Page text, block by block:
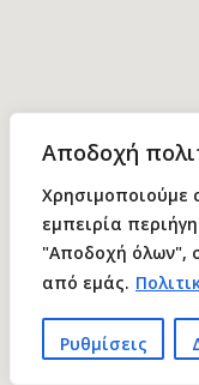
Αποδοχή
Χρησιμοποιούμε
εμπειρία
"Αποδοχή όλων",
από εμάς.
Ρυθμίσεις